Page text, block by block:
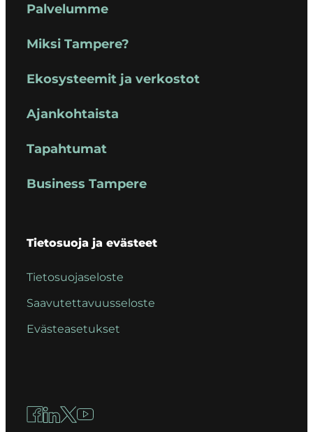
Palvelumme
Miksi Tampere?
Ekosysteemit ja verkostot
Ajankohtaista
Tapahtumat
Business Tampere
Tietosuoja ja evästeet
Tietosuojaseloste
Saavutettavuusseloste
Evästeasetukset
Facebook
LinkedIn
X YouTube